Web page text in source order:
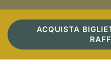
ACQUISTA